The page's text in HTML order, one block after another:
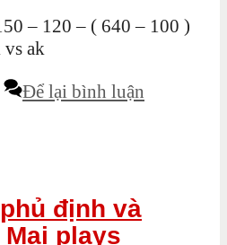
– 120 – ( 640 – 100 )
ak
Để lại bình luận
định và
plays